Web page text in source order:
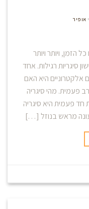
אופיר
הזמן, ויותר ויותר
סיגריות רגילות. אחד
אלקטרוניים היא האם
פעמית. מהי סיגריה
חד פעמית היא סיגריה
מראש בנוזל […]